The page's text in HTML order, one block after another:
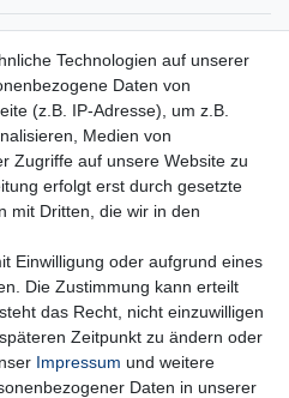
gelesen habe. Meine
** Hierbei handelt es sich um ein Pflichtfeld.
AGB
Technologien auf unserer
Daten von
(z.B. IP-Adresse), um z.B.
Medien von
Zugriffe auf unsere Website zu
erfolgt erst durch gesetzte
mit Dritten, die wir in den
Einwilligung oder aufgrund eines
Die Zustimmung kann erteilt
das Recht, nicht einzuwilligen
Zeitpunkt zu ändern oder
Impressum und weitere
Daten in unserer